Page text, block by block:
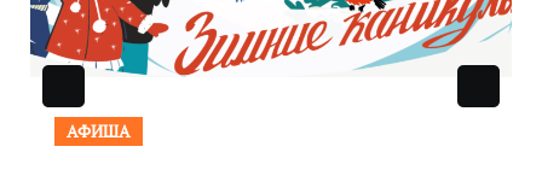
АФИША